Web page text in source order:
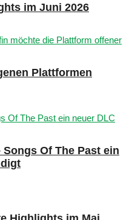
im Juni 2026
Plattformen
Of The Past ein